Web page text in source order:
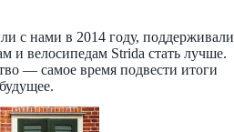
с нами в 2014 году, поддерживали
и велосипедам Strida стать лучше.
— самое время подвести итоги